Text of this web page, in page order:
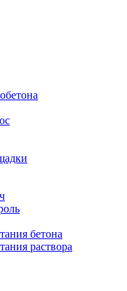
бетона
раствора